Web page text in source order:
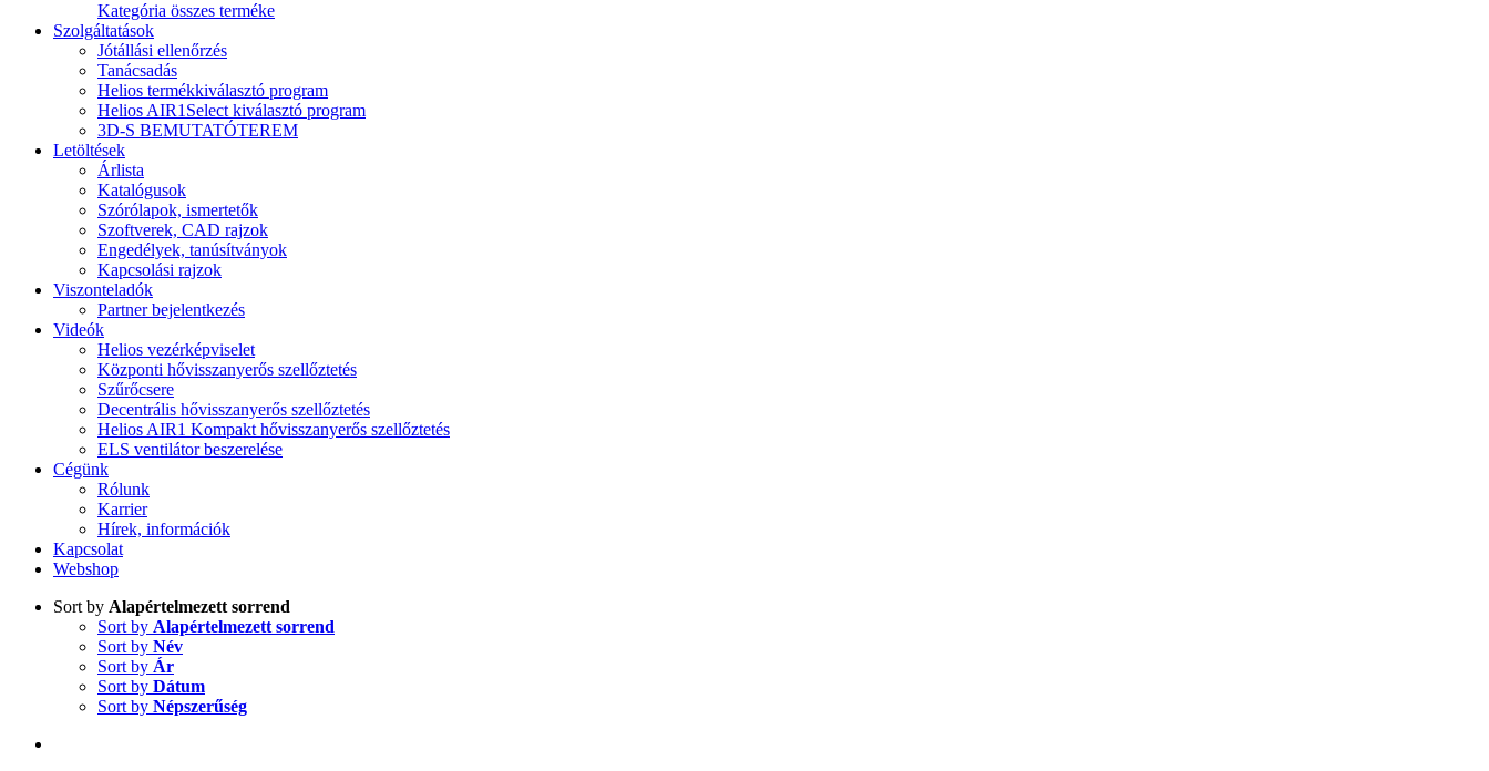
Kategória összes terméke
Szolgáltatások
Jótállási ellenőrzés
Tanácsadás
Helios termékkiválasztó program
Helios AIR1Select kiválasztó program
3D-S BEMUTATÓTEREM
Letöltések
Árlista
Katalógusok
Szórólapok, ismertetők
Szoftverek, CAD rajzok
Engedélyek, tanúsítványok
Kapcsolási rajzok
Viszonteladók
Partner bejelentkezés
Videók
Helios vezérképviselet
Központi hővisszanyerős szellőztetés
Szűrőcsere
Decentrális hővisszanyerős szellőztetés
Helios AIR1 Kompakt hővisszanyerős szellőztetés
ELS ventilátor beszerelése
Cégünk
Rólunk
Karrier
Hírek, információk
Kapcsolat
Webshop
Sort by Alapértelmezett sorrend
Sort by Alapértelmezett sorrend
Sort by Név
Sort by Ár
Sort by Dátum
Sort by Népszerűség